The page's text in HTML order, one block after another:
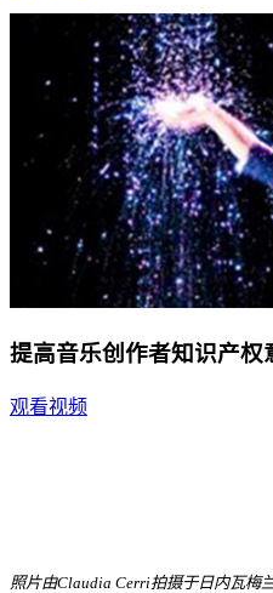
提高音乐创作者知识产权
观看视频
照片由Claudia Cerri拍摄于日内瓦梅